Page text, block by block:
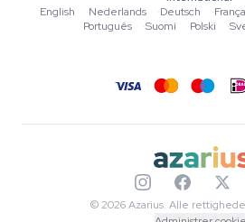
Redaktionelle standarder
Værktøjer & Beregnere
English
·Nederlands ·Deutsch ·
Português
·Suomi ·Polski ·
© 2026 Azarius. Alle